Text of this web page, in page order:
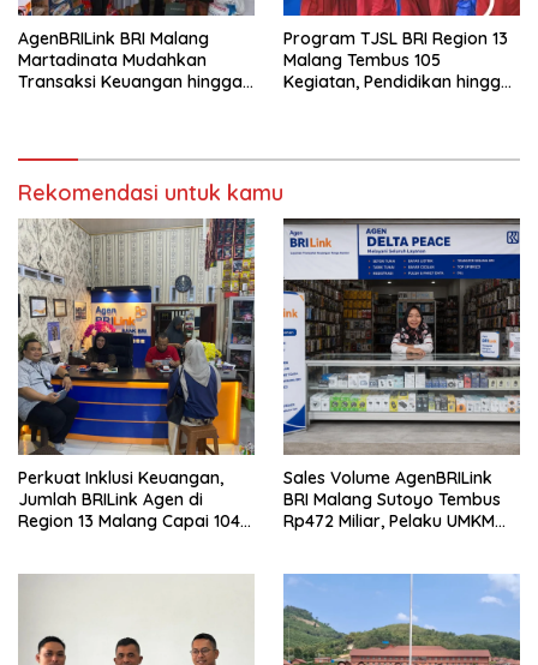
AgenBRILink BRI Malang
Martadinata Mudahkan
Transaksi Keuangan hingga
Program TJSL BRI Region 13
Malang Tembus 105
Kegiatan, Pendidikan hingga
Rekomendasi untuk kamu
Perkuat Inklusi Keuangan,
Jumlah BRILink Agen di
Region 13 Malang Capai 104
Sales Volume AgenBRILink
BRI Malang Sutoyo Tembus
Rp472 Miliar, Pelaku UMKM